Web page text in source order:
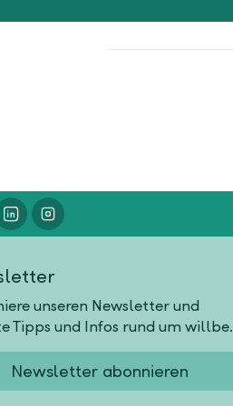
unseren Newsletter und
Tipps und Infos rund um willbe.
Newsletter abonnieren